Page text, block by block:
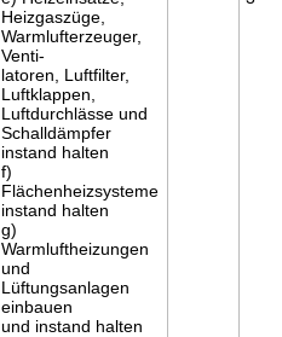
Heizgaszüge,
Warmlufterzeuger,
Venti-
latoren, Luftfilter,
Luftklappen,
Luftdurchlässe und
Schalldämpfer
instand halten
f)
Flächenheizsysteme
instand halten
g)
Warmluftheizungen
und
Lüftungsanlagen
einbauen
und instand halten